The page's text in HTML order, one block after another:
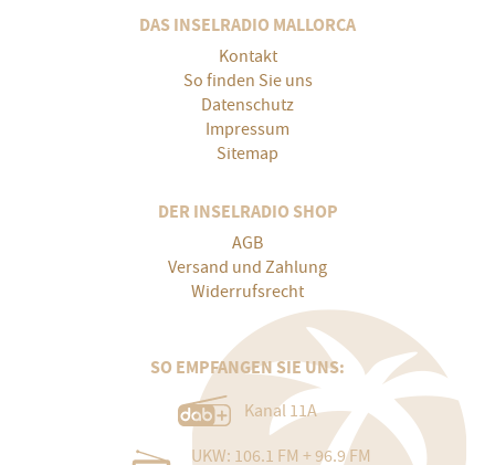
DAS INSELRADIO MALLORCA
Kontakt
So finden Sie uns
Datenschutz
Impressum
Sitemap
DER INSELRADIO SHOP
AGB
Versand und Zahlung
Widerrufsrecht
SO EMPFANGEN SIE UNS:
Kanal 11A
UKW: 106.1 FM + 96.9 FM